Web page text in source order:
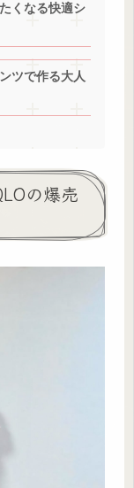
くなる快適シ
ツで作る大人
の爆売